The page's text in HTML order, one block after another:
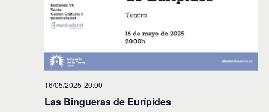
16/05/2025-20:00
Las Bingueras de Eurípides